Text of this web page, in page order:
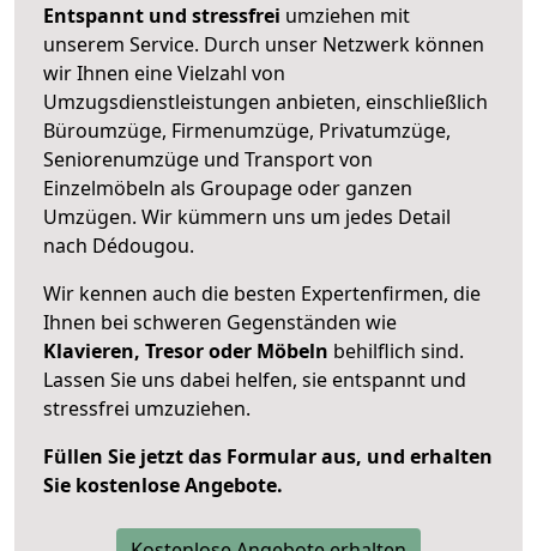
Entspannt und stressfrei umziehen mit
unserem Service. Durch unser Netzwerk können
wir Ihnen eine Vielzahl von
Umzugsdienstleistungen anbieten, einschließlich
Büroumzüge, Firmenumzüge, Privatumzüge,
Seniorenumzüge und Transport von
Einzelmöbeln als Groupage oder ganzen
Umzügen. Wir kümmern uns um jedes Detail
nach Dédougou.
Wir kennen auch die besten Expertenfirmen, die
Ihnen bei schweren Gegenständen wie
Klavieren, Tresor oder Möbeln behilflich sind.
Lassen Sie uns dabei helfen, sie entspannt und
stressfrei umzuziehen.
Füllen Sie jetzt das Formular aus, und erhalten
Sie kostenlose Angebote.